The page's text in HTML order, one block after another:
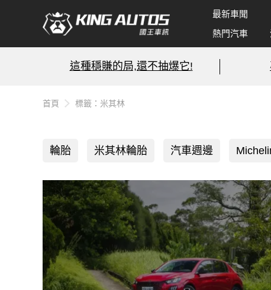
最新車聞
熱門汽車
這種穩賺的局,還不抽爆它!
首頁 標籤：米其林
輪胎 米其林輪胎 汽車週邊